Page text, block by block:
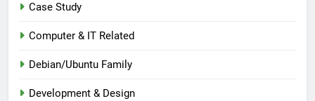
Case Study
Computer & IT Related
Debian/Ubuntu Family
Development & Design